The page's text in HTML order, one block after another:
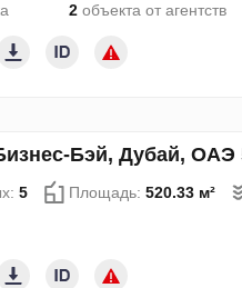
2объекта от агентств
Бэй, Дубай,
5 Площадь: 520.33 м²